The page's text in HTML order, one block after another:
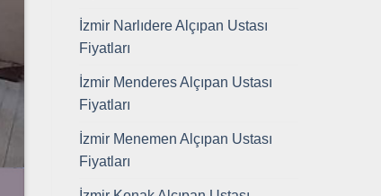
İzmir Narlıdere Alçıpan Ustası
Fiyatları
İzmir Menderes Alçıpan Ustası
Fiyatları
İzmir Menemen Alçıpan Ustası
Fiyatları